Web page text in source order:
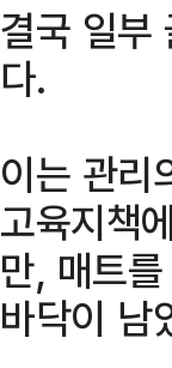
결국 일부
다.
이는 관리
고육지책
만, 매트
바닥이 남